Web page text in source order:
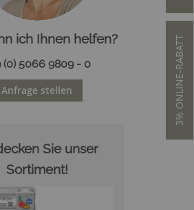
ich Ihnen helfen?
(0) 5066 9809 - 0
Anfrage stellen
Sie unser
Sortiment!
3% ONLINE-RABATT